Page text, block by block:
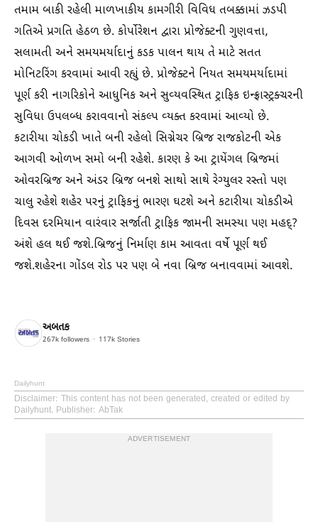
તમામ બાકી રહેલી માળખાકીય કામગીરી વિવિધ તબક્કામાં ઝડપી
ગતિએ પ્રગતિ હેઠળ છે. કોર્પોરેશન દ્વારા પ્રોજેક્ટની ગુણવત્તા,
સલામતી અને સમયમર્યાદાનું કડક પાલન થાય તે માટે સતત
મોનિટરિંગ કરવામાં આવી રહ્યું છે. પ્રોજેક્ટને નિયત સમયમર્યાદામાં
પૂર્ણ કરી નાગરિકોને આધુનિક અને સુવ્યવસ્થિત ટ્રાફિક ઇન્ફ્રાસ્ટ્રક્ચરની
સુવિધા ઉપલબ્ધ કરાવવાનો સંકલ્પ વ્યક્ત કરવામાં આવ્યો છે.
કટારીયા ચોકડી ખાતે બની રહેલો સિગ્નેચર બ્રિજ રાજકોટની એક
આગવી ઓળખ સમો બની રહેશે. કારણ કે આ ટ્રાયેંગલ બ્રિજમાં
ઓવરબ્રિજ અને અંડર બ્રિજ બનશે સાથો સાથે રેગ્યુલર રસ્તો પણ
ચાલુ રહેશે શહેર પરનું ટ્રાફિકનું ભારણ ઘટશે અને કટારીયા ચોકડીએ
દિવસ દરમિયાન વારંવાર સર્જાતી ટ્રાફિક જામની સમસ્યા પણ મહદ્?
અંશે હલ થઈ જશે.બ્રિજનું નિર્માણ કામ આવતા વર્ષે પૂર્ણ થઈ
જશે.શહેરના ગોંડલ રોડ પર પણ બે નવા બ્રિજ બનાવવામાં આવશે.
અબતક
267k followers 117k Stories
Dailyhunt
Disclaimer: This content has not been generated, created or edited by
Dailyhunt. Publisher: AbTak
ADVERTISEMENT